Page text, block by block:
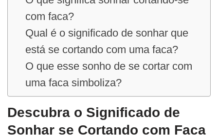
com faca?
Qual é o significado de sonhar que
está se cortando com uma faca?
O que esse sonho de se cortar com
uma faca simboliza?
Descubra o Significado de
Sonhar se Cortando com Faca